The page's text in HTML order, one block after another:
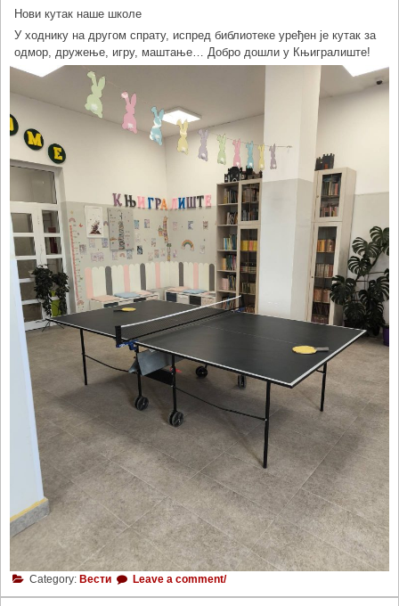
Нови кутак наше школе
У ходнику на другом спрату, испред библиотеке уређен је кутак за
одмор, дружење, игру, маштање… Добро дошли у Књигралиште!
Category: Вести Leave a comment/